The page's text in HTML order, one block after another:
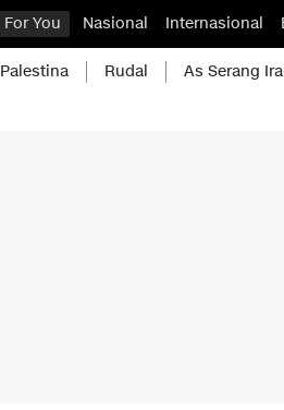
For You Nasional Internasional
Palestina Rudal As Serang